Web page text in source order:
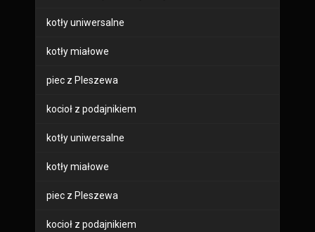
kotły uniwersalne
kotły miałowe
piec z Pleszewa
kocioł z podajnikiem
kotły uniwersalne
kotły miałowe
piec z Pleszewa
kocioł z podajnikiem